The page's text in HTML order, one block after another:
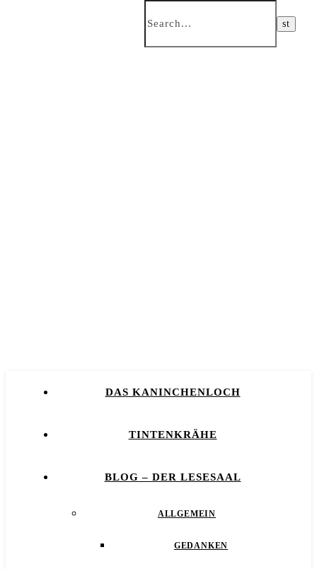
DAS KANINCHENLOCH
TINTENKRÄHE
BLOG – DER LESESAAL
ALLGEMEIN
GEDANKEN